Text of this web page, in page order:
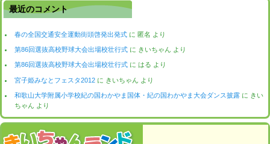
最近のコメント
春の全国交通安全運動街頭啓発出発式 に匿名 より
第86回選抜高校野球大会出場校壮行式 に きいちゃん より
第86回選抜高校野球大会出場校壮行式 にはる より
宮子姫みなとフェスタ2012 に きいちゃん より
和歌山大学附属小学校紀の国わかやま国体・紀の国わかやま大会ダンス披露 に きい
ちゃん より